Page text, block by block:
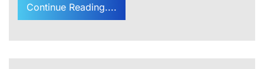
Continue Reading....